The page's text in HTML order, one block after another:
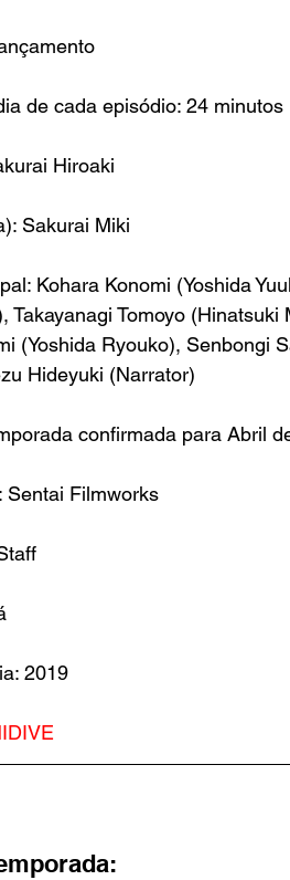
de cada episódio: 24 minutos
Hiroaki
Sakurai Miki
Kohara Konomi (Yoshida
Takayanagi Tomoyo (Hinatsuki
(Yoshida Ryouko), Senbongi
Hideyuki (Narrator)
confirmada para Abril
Sentai Filmworks
2019